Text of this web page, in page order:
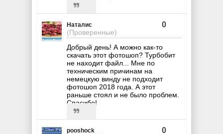
Наталис
(Проверенные)
0
Добрый день! А можно как-то
скачать этот фотошоп? Турбобит
не находит файл... Мне по
техническим причинам на
немецкую винду не подходит
фотошоп 2018 года. А этот
раньше стоял и не было проблем.
Спасибо!
pooshock 0